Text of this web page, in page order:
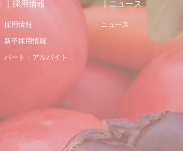
｜採用情報
採用情報
新卒採用情報
パート・アルバイト
｜ニュース
ニュース